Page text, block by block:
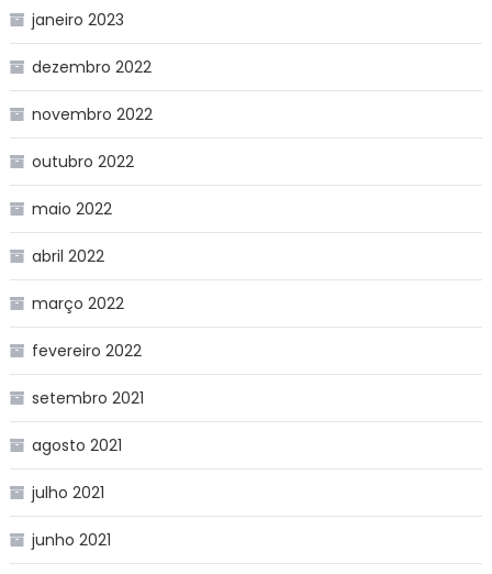
janeiro 2023
dezembro 2022
novembro 2022
outubro 2022
maio 2022
abril 2022
março 2022
fevereiro 2022
setembro 2021
agosto 2021
julho 2021
junho 2021